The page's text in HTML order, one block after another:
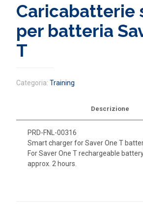
Caricabatterie
per batteria
T
Categoria: Training
Descrizione
PRD-FNL-00316
Smart charger for Saver One T
For Saver One T rechargeable
approx. 2 hours.